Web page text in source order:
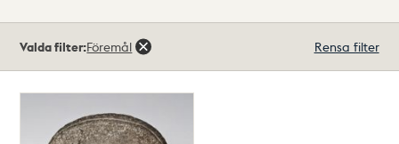
träffar
Valda filter:Föremål Rensa filter